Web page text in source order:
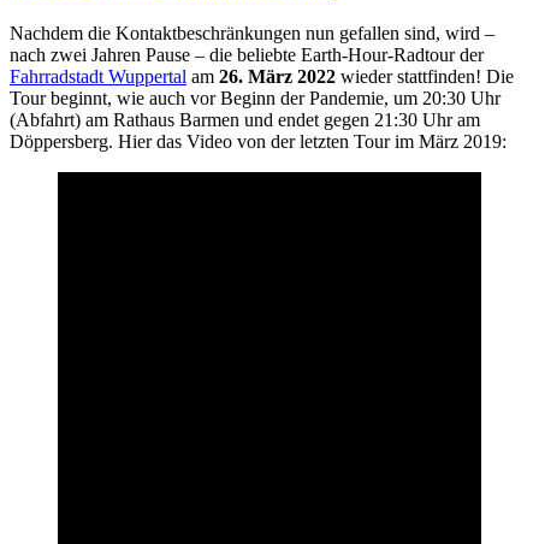
Nachdem die Kontaktbeschränkungen nun gefallen sind, wird –
nach zwei Jahren Pause – die beliebte Earth-Hour-Radtour der
Fahrradstadt Wuppertal am 26. März 2022 wieder stattfinden! Die
Tour beginnt, wie auch vor Beginn der Pandemie, um 20:30 Uhr
(Abfahrt) am Rathaus Barmen und endet gegen 21:30 Uhr am
Döppersberg. Hier das Video von der letzten Tour im März 2019: